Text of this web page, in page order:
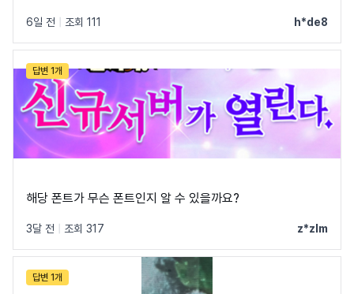
6일 전 조회 111 h*de8
답변 1개
해당 폰트가 무슨 폰트인지 알 수 있을까요?
3달 전 조회 317 z*zlm
답변 1개